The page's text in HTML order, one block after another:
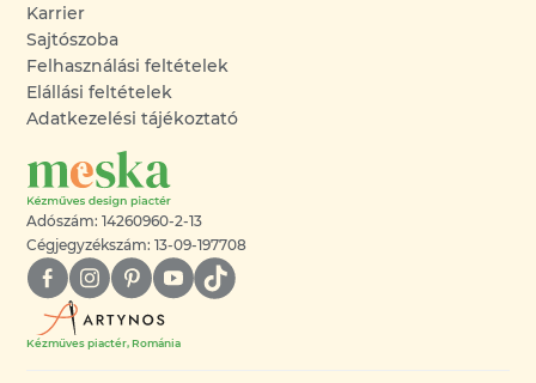
Karrier
Sajtószoba
Felhasználási feltételek
Elállási feltételek
Adatkezelési tájékoztató
Adószám: 14260960-2-13
Cégjegyzékszám: 13-09-197708
Kézműves piactér, Románia